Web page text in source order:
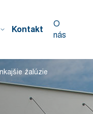
Kontakt
O
nás
žalúzie